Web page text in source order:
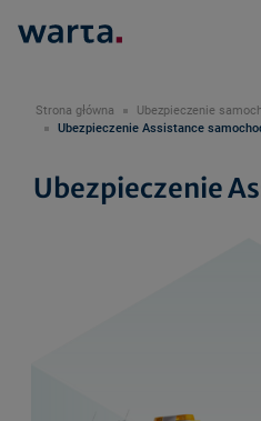
Strona główna
Ubezpieczenie
Ubezpieczenie Assistance
Ubezpieczenie